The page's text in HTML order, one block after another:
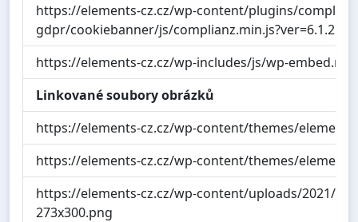
https://elements-cz.cz/wp-content/plugins/
gdpr/cookiebanner/js/complianz.min.js?ver=6.1.2
https://elements-cz.cz/wp-includes/js/wp-
Linkované soubory obrázků
https://elements-cz.cz/wp-content/themes/
https://elements-cz.cz/wp-content/themes/
https://elements-cz.cz/wp-content/uploads/2021/04/
273x300.png